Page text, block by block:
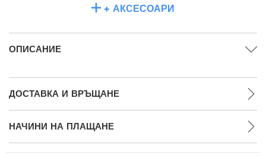
+ АКСЕСОАРИ
ОПИСАНИЕ
ДОСТАВКА И ВРЪЩАНЕ
НАЧИНИ НА ПЛАЩАНЕ